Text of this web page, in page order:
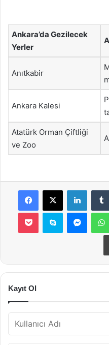
Ankara’da Gezilecek
Yerler
Anıtkabir
Ankara Kalesi
Atatürk Orman Çiftliği
ve Zoo
Facebook
X
Pocket Skype
Kayıt Ol